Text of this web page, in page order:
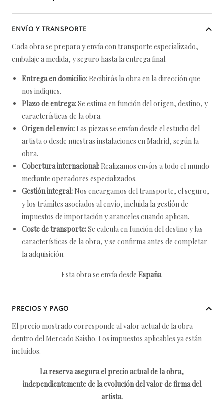
ENVÍO Y TRANSPORTE
Cada obra se prepara y envía con transporte especializado,
embalaje a medida, y seguro hasta la entrega final.
Entrega en domicilio: Recibirás la obra en la dirección que
nos indiques.
Plazo de entrega:Se estima en función del origen, destino, y
características de la obra.
Origen del envío: Las piezas se envían desde el estudio del
artista o desde nuestras instalaciones en Madrid, según la
obra.
Cobertura internacional: Realizamos envíos a todo el mundo
mediante operadores especializados.
Gestión integral: Nos encargamos del transporte, el seguro,
y los trámites asociados al envío, incluida la gestión de
impuestos de importación y aranceles cuando aplican.
Coste de transporte:Se calcula en función del destino y las
características de la obra, y se confirma antes de completar
la adquisición.
Esta obra se envía desde España.
PRECIOS Y PAGO
El precio mostrado corresponde al valor actual de la obra
dentro del Mercado Saisho. Los impuestos aplicables ya están
incluidos.
La reserva asegura el precio actual de la obra,
independientemente de la evolución del valor de firma del
artista.